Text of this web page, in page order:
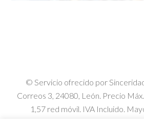
© Servicio ofrecido por
Correos 3, 24080, León. Precio
1,57 red móvil. IVA Incluido.